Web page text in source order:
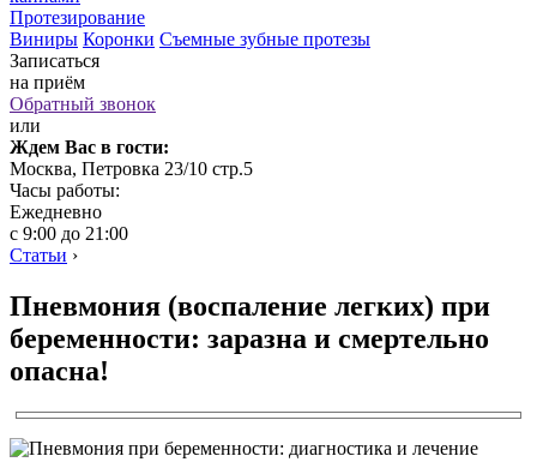
Протезирование
Виниры Коронки Съемные зубные протезы
Записаться
на приём
Обратный звонок
или
Ждем Вас в гости:
Москва, Петровка 23/10 стр.5
Часы работы:
Ежедневно
с 9:00 до 21:00
Статьи ›
Пневмония (воспаление легких) при
беременности: заразна и смертельно
опасна!